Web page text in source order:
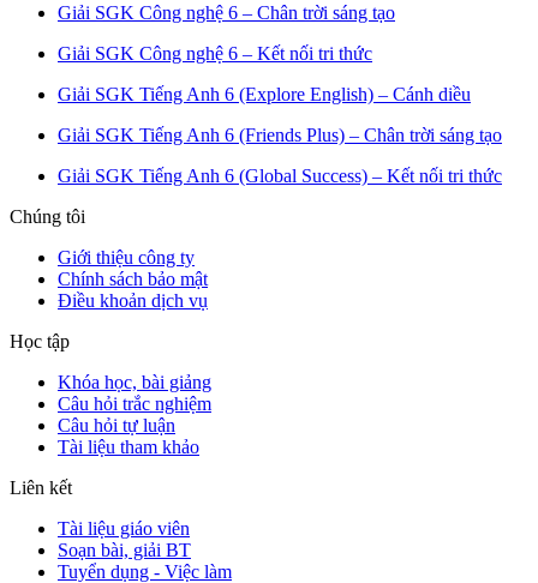
Giải SGK Công nghệ 6 – Chân trời sáng tạo
Giải SGK Công nghệ 6 – Kết nối tri thức
Giải SGK Tiếng Anh 6 (Explore English) – Cánh diều
Giải SGK Tiếng Anh 6 (Friends Plus) – Chân trời sáng tạo
Giải SGK Tiếng Anh 6 (Global Success) – Kết nối tri thức
Chúng tôi
Giới thiệu công ty
Chính sách bảo mật
Điều khoản dịch vụ
Học tập
Khóa học, bài giảng
Câu hỏi trắc nghiệm
Câu hỏi tự luận
Tài liệu tham khảo
Liên kết
Tài liệu giáo viên
Soạn bài, giải BT
Tuyển dụng - Việc làm